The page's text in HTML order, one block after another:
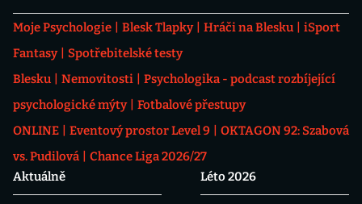
Moje Psychologie Blesk Tlapky Hráči na Blesku
iSport
Fantasy
Spotřebitelské testy
Blesku
Nemovitosti
Psychologika - podcast rozbíjející
psychologické mýty
Fotbalové přestupy
ONLINE
Eventový prostor Level 9
OKTAGON 92: Szabová
vs. Pudilová
Chance Liga 2026/27
Aktuálně
Léto 2026